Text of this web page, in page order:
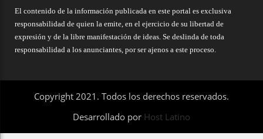
El contenido de la información publicada en este portal es exclusiva
responsabilidad de quien la emite, en el ejercicio de su libertad de
expresión y de la libre manifestación de ideas. Se deslinda de toda
responsabilidad a los anunciantes, por ser ajenos a este proceso.
Copyright 2021. Todos los derechos reservados.
Desarrollado por Host Latino